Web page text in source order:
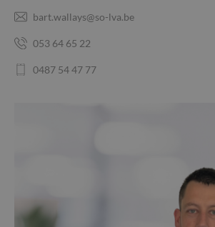
bart.wallays@so-lva.be
053 64 65 22
0487 54 47 77